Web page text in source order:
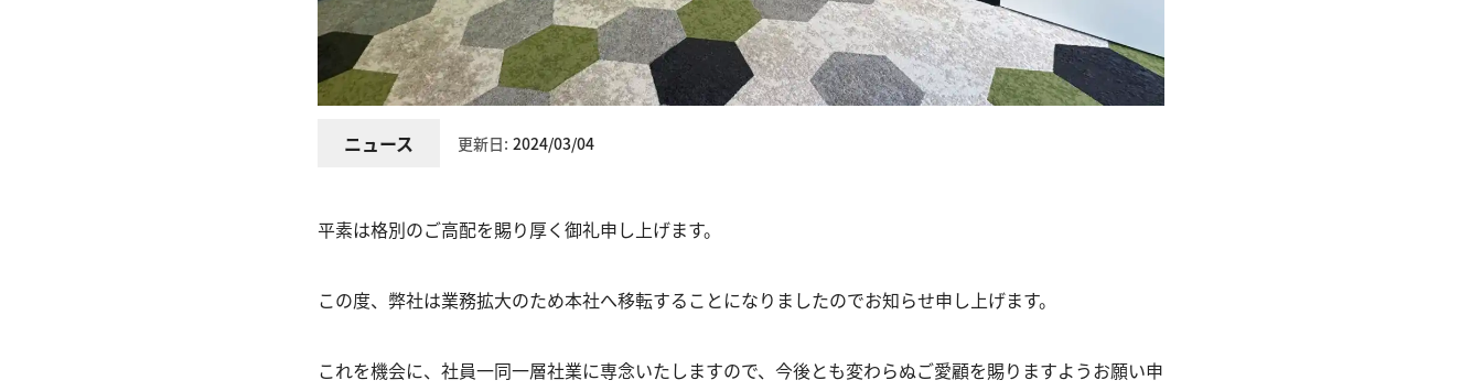
ニュース 更新日: 2024/03/04
平素は格別のご高配を賜り厚く御礼申し上げます。
この度、弊社は業務拡大のため本社へ移転することになりましたのでお知らせ申し上げます。
これを機会に、社員一同一層社業に専念いたしますので、今後とも変わらぬご愛顧を賜りますようお願い申